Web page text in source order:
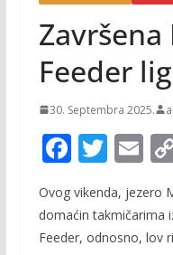
Feeder
30. Septembra 2025.
F
ac
e
b
T
w
itt
er
E
ai
l
Ovog vikenda, jezero
domaćin takmičarima
Feeder, odnosno, lov